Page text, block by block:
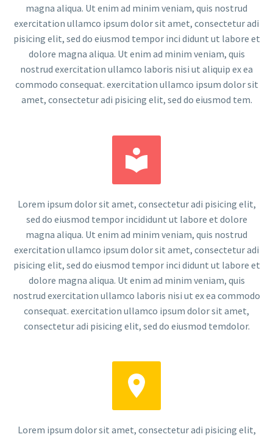
magna aliqua. Ut enim ad minim veniam, quis nostrud
exercitation ullamco ipsum dolor sit amet, consectetur adi
pisicing elit, sed do eiusmod tempor inci didunt ut labore et
dolore magna aliqua. Ut enim ad minim veniam, quis
nostrud exercitation ullamco laboris nisi ut aliquip ex ea
commodo consequat. exercitation ullamco ipsum dolor sit
amet, consectetur adi pisicing elit, sed do eiusmod tem.


Lorem ipsum dolor sit amet, consectetur adi pisicing elit,
sed do eiusmod tempor incididunt ut labore et dolore
magna aliqua. Ut enim ad minim veniam, quis nostrud
exercitation ullamco ipsum dolor sit amet, consectetur adi
pisicing elit, sed do eiusmod tempor inci didunt ut labore et
dolore magna aliqua. Ut enim ad minim veniam, quis
nostrud exercitation ullamco laboris nisi ut ex ea commodo
consequat. exercitation ullamco ipsum dolor sit amet,
consectetur adi pisicing elit, sed do eiusmod temdolor.


Lorem ipsum dolor sit amet, consectetur adi pisicing elit,